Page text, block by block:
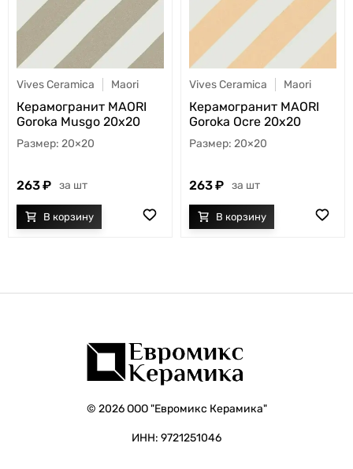
Vives Ceramica Maori
Керамогранит MAORI
Goroka Musgo 20x20
20×20
263 шт
Vives Ceramica Maori
Керамогранит MAORI
Goroka Ocre 20x20
20×20
263 шт
© 2026 ООО "Евромикс Керамика"
ИНН: 9721251046